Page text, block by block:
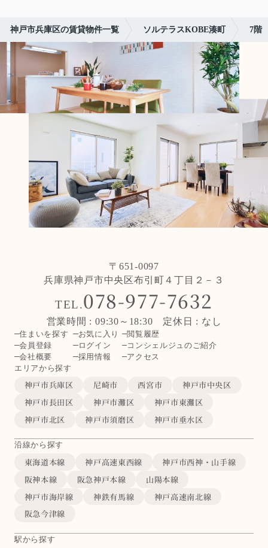
神戸市兵庫区の賃貸物件一覧 ソルテラスKOBE湊町 7階
〒651-0097
兵庫県神戸市中央区布引町４丁目２－３
TEL.078-977-7632
営業時間 : 09:30～18:30 定休日 : なし
住まいを探す お気に入り
閲覧履歴
会員登録
ログイン
コンシェルジュのご紹介
会社概要
採用情報
アクセス
エリアから探す
神戸市兵庫区 尼崎市 西宮市
神戸市中央区
神戸市長田区
神戸市灘区
神戸市東灘区
神戸市北区
神戸市須磨区 神戸市垂水区
沿線から探す
東海道本線 神戸高速東西線
神戸市西神・山手線
阪神本線
阪急神戸本線
山陽本線
神戸市海岸線
神鉄有馬線
神戸高速南北線
阪急今津線
駅から探す